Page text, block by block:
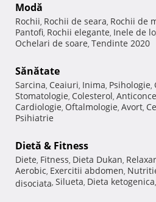
Modă
Rochii, Rochii de seara, Rochii de
Pantofi, Rochii elegante, Inele de
Ochelari de soare, Tendinte 2020
Sănătate
Sarcina, Ceaiuri, Inima, Psihologie,
Stomatologie, Colesterol,
Cardiologie, Oftalmologie, Avort,
Psihiatrie
Dietă & Fitness
Diete, Fitness, Dieta Dukan,
Aerobic, Exercitii abdomen,
disociata, Silueta, Dieta ketogenica,